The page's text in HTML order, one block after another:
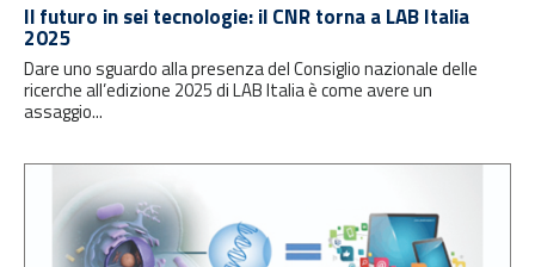
Il futuro in sei tecnologie: il CNR torna a LAB Italia
2025
Dare uno sguardo alla presenza del Consiglio nazionale delle
ricerche all’edizione 2025 di LAB Italia è come avere un
assaggio...